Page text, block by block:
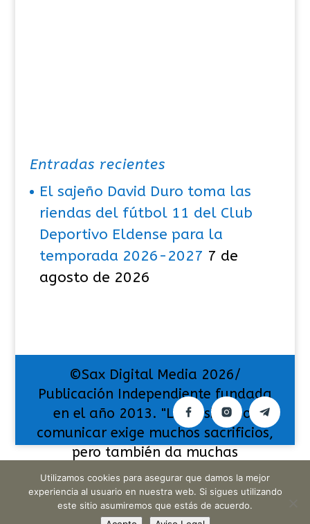
Entradas recientes
El sajeño David Duro toma las
riendas del fútbol 11 del Club
Deportivo Eldense para la
temporada 2026-2027 7 de
agosto de 2026
©Sax Digital Media 2026/
Publicación Independiente fundada
en el año 2013. "La pasión por
comunicar exige muchos sacrificios,
pero también da muchas
satisfacciones".
Utilizamos cookies para asegurar que damos la mejor
experiencia al usuario en nuestra web. Si sigues utilizando
este sitio asumiremos que estás de acuerdo.